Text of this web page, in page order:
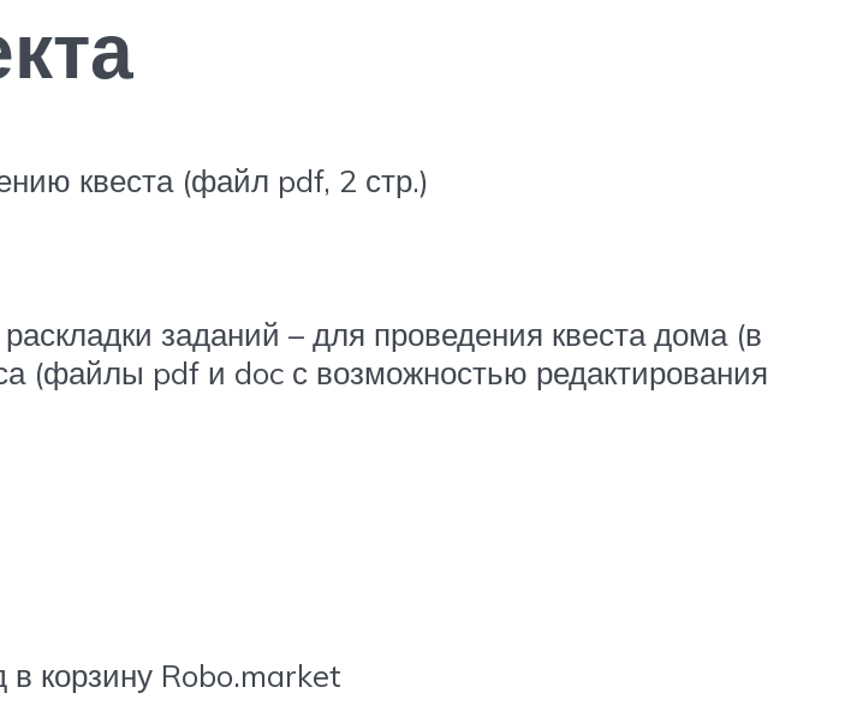
квеста (файл pdf, 2 стр.)
заданий – для проведения квеста дома (в
(файлы pdf и doc с возможностью редактирования
в корзину Robo.market